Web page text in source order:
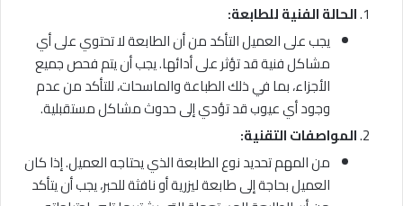
الحالة الفنية للطابعة:
يجب على العميل التأكد من أن الطابعة لا تحتوي على أي
مشاكل فنية قد تؤثر على أدائها. يجب أن يتم فحص جميع
الأجزاء، بما في ذلك الطباعة والماسحات، للتأكد من عدم
وجود أي عيوب قد تؤدي إلى حدوث مشاكل مستقبلية.
المواصفات التقنية:
من المهم تحديد نوع الطابعة الذي يحتاجه العميل. إذا كان
العميل بحاجة إلى طابعة ليزرية أو نافثة للحبر، يجب أن يتأكد